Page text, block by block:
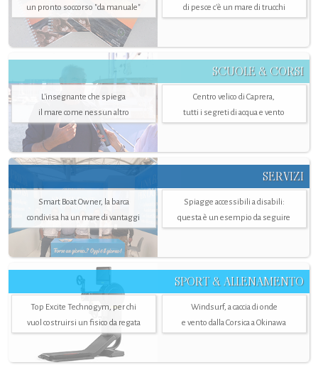
un pronto soccorso "da manuale" di pesce c'è un mare di trucchi
SCUOLE & CORSI
L'insegnante che spiega
il mare come nessun altro
Centro velico di Caprera,
tutti i segreti di acqua e vento
SERVIZI
Smart Boat Owner, la barca
condivisa ha un mare di vantaggi
Spiagge accessibili a disabili:
questa è un esempio da seguire
SPORT & ALLENAMENTO
Top Excite Technogym, per chi
vuol costruirsi un fisico da regata
Windsurf, a caccia di onde
e vento dalla Corsica a Okinawa